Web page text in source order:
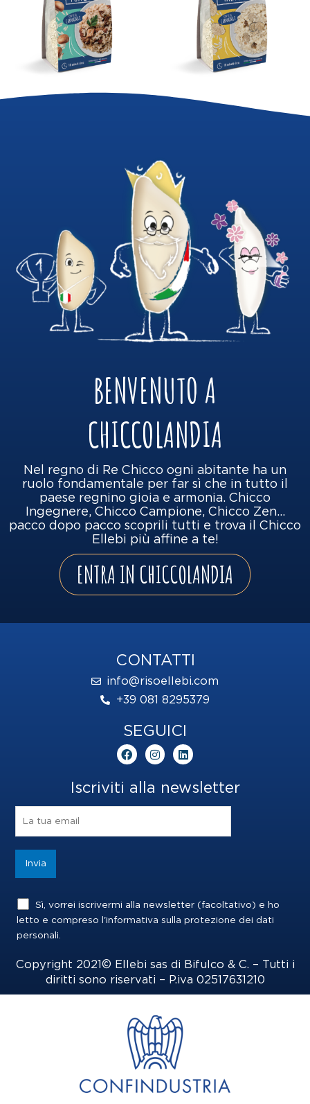
BENVENUTO A
CHICCOLANDIA
Nel regno di Re Chicco ogni abitante ha un
ruolo fondamentale per far sì che in tutto il
paese regnino gioia e armonia. Chicco
Ingegnere, Chicco Campione, Chicco Zen…
pacco dopo pacco scoprili tutti e trova il Chicco
Ellebi più affine a te!
ENTRA IN CHICCOLANDIA
CONTATTI
info@risoellebi.com
+39 081 8295379
SEGUICI
F
a
e
b
o
I
n
t
a
g
m
L
i
k
e
d
Iscriviti alla newsletter
Sì, vorrei iscrivermi alla newsletter (facoltativo) e ho
letto e compreso l'informativa sulla protezione dei dati
personali
Copyright 2021© Ellebi sas di Bifulco & C. – Tutti i
diritti sono riservati – P.iva 02517631210